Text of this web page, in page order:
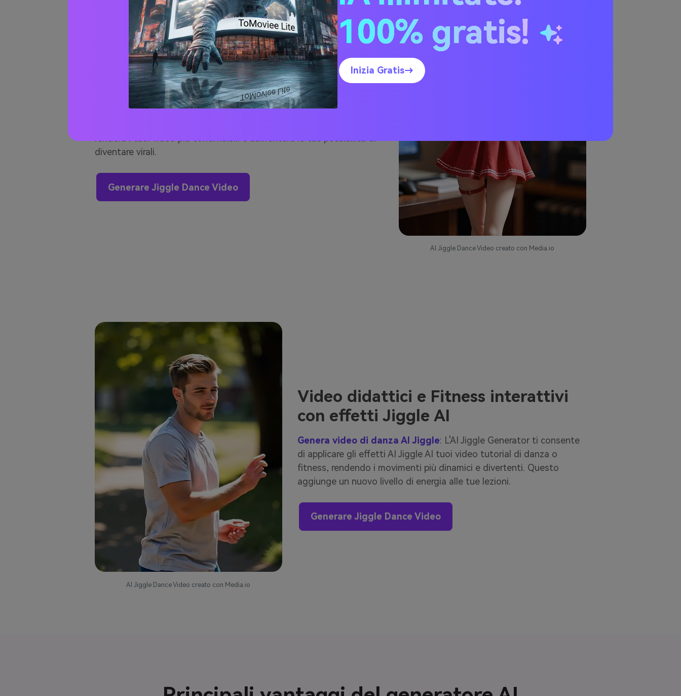
Crea contenuti giocosi sui Social
Media con gli effetti Jiggle AI
Genera video di danza AI Jiggle: Puoi facilmente applicare AI jiggle
physics AI tuoi video di danza, aggiungendo movimenti divertenti e
renderà i tuoi video più condivisibili e aumenterà le tue possibilità di
diventare virali.
Generare Jiggle Dance Video
AI Jiggle Dance Video creato con Media.io
Video didattici e Fitness interattivi
con effetti Jiggle AI
Genera video di danza AI Jiggle: L'AI Jiggle Generator ti consente
di applicare gli effetti AI Jiggle AI tuoi video tutorial di danza o
fitness, rendendo i movimenti più dinamici e divertenti. Questo
aggiunge un nuovo livello di energia alle tue lezioni.
Generare Jiggle Dance Video
AI Jiggle Dance Video creato con Media.io
100% gratis!
Inizia Gratis→